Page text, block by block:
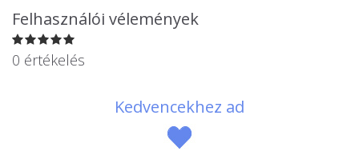
Felhasználói vélemények
0 értékelés
Kedvencekhez ad